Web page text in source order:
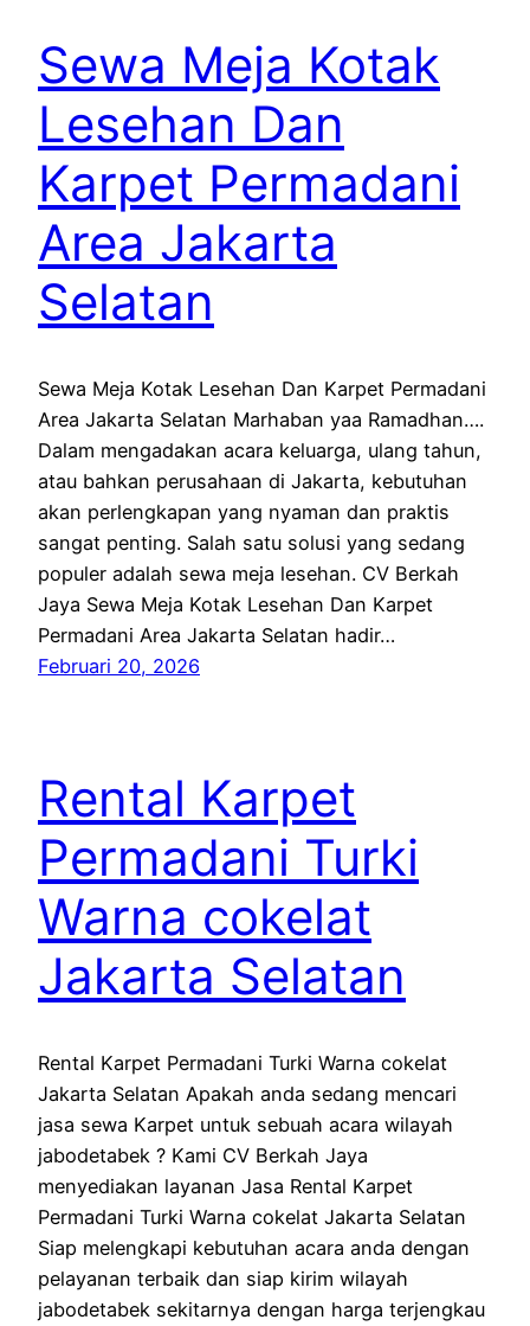
Sewa Meja Kotak
Lesehan Dan
Karpet Permadani
Area Jakarta
Selatan
Sewa Meja Kotak Lesehan Dan Karpet Permadani
Area Jakarta Selatan Marhaban yaa Ramadhan….
Dalam mengadakan acara keluarga, ulang tahun,
atau bahkan perusahaan di Jakarta, kebutuhan
akan perlengkapan yang nyaman dan praktis
sangat penting. Salah satu solusi yang sedang
populer adalah sewa meja lesehan. CV Berkah
Jaya Sewa Meja Kotak Lesehan Dan Karpet
Permadani Area Jakarta Selatan hadir…
Februari 20, 2026
Rental Karpet
Permadani Turki
Warna cokelat
Jakarta Selatan
Rental Karpet Permadani Turki Warna cokelat
Jakarta Selatan Apakah anda sedang mencari
jasa sewa Karpet untuk sebuah acara wilayah
jabodetabek ? Kami CV Berkah Jaya
menyediakan layanan Jasa Rental Karpet
Permadani Turki Warna cokelat Jakarta Selatan
Siap melengkapi kebutuhan acara anda dengan
pelayanan terbaik dan siap kirim wilayah
jabodetabek sekitarnya dengan harga terjengkau